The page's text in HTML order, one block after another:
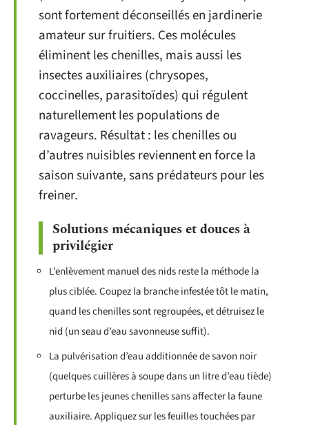
sont fortement déconseillés en jardinerie
amateur sur fruitiers. Ces molécules
éliminent les chenilles, mais aussi les
insectes auxiliaires (chrysopes,
coccinelles, parasitoïdes) qui régulent
naturellement les populations de
ravageurs. Résultat : les chenilles ou
d’autres nuisibles reviennent en force la
saison suivante, sans prédateurs pour les
freiner.
Solutions mécaniques et douces à
privilégier
L’enlèvement manuel des nids reste la méthode la
plus ciblée. Coupez la branche infestée tôt le matin,
quand les chenilles sont regroupées, et détruisez le
nid (un seau d’eau savonneuse suffit).
La pulvérisation d’eau additionnée de savon noir
(quelques cuillères à soupe dans un litre d’eau tiède)
perturbe les jeunes chenilles sans affecter la faune
auxiliaire. Appliquez sur les feuilles touchées par